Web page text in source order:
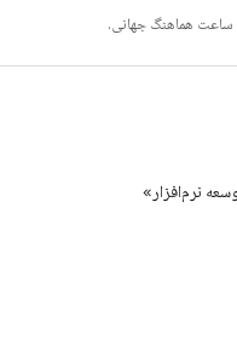
نرم‌افزار»